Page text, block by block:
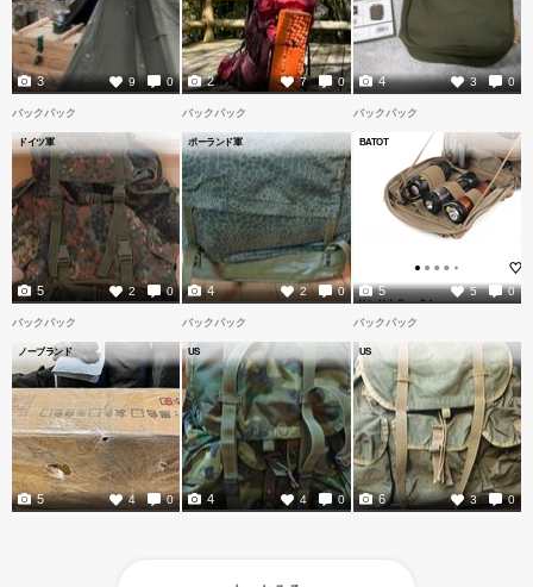
9 0
3 7 0
2 3 0
4
バックパック
ドイツ軍
2 0
5
バックパック
ポーランド軍
2 0
4
バックパック
BATOT
5 0
5
バックパック
ノーブランド
4 0
5
バックパック
US
4 0
4
バックパック
US
3 0
6